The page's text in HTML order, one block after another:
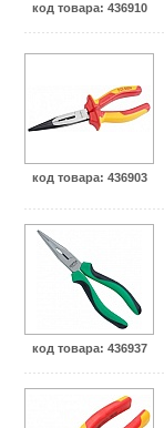
код товара: 436910
код товара: 436903
код товара: 436937